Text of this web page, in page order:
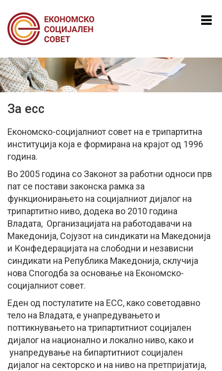
Al
За есс
Економско-социјалниот совет на е трипартитна
институција која е формирана на крајот од 1996
година.
Во 2005 година со Законот за работни односи прв
пат се постави законска рамка за
функционирањето на социјалниот дијалог на
трипартитно ниво, додека во 2010 година
Владата, Организацијата на работодавачи на
Македонија, Сојузот на синдикати на Македонија
и Конфедерацијата на слободни и независни
синдикати на Република Македонија, склучија
нова Спогодба за основање на Економско-
социјалниот совет.
Еден од постулатите на ЕСС, како советодавно
тело на Владата, е унапредувањето и
поттикнувањето на трипартитниот социјален
дијалог на национално и локално ниво, како и
унапредување на бипартитниот социјален
дијалог на секторско и на ниво на претпријатија,